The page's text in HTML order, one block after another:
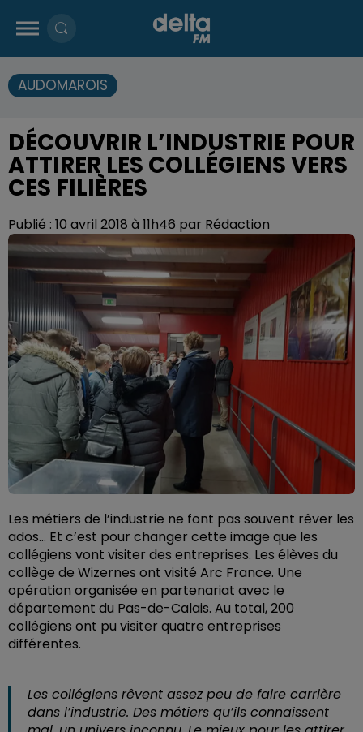
AUDOMAROIS
DÉCOUVRIR L’INDUSTRIE POUR
ATTIRER LES COLLÉGIENS VERS
CES FILIÈRES
Publié : 10 avril 2018 à 11h46 par Rédaction
Les métiers de l’industrie ne font pas souvent rêver les
ados… Et c’est pour changer cette image que les
collégiens vont visiter des entreprises. Les élèves du
collège de Wizernes ont visité Arc France. Une
opération organisée en partenariat avec le
département du Pas-de-Calais. Au total, 200
collégiens ont pu visiter quatre entreprises
différentes.
Les collégiens rêvent assez peu de faire carrière
dans l’industrie. Des métiers qu’ils connaissent